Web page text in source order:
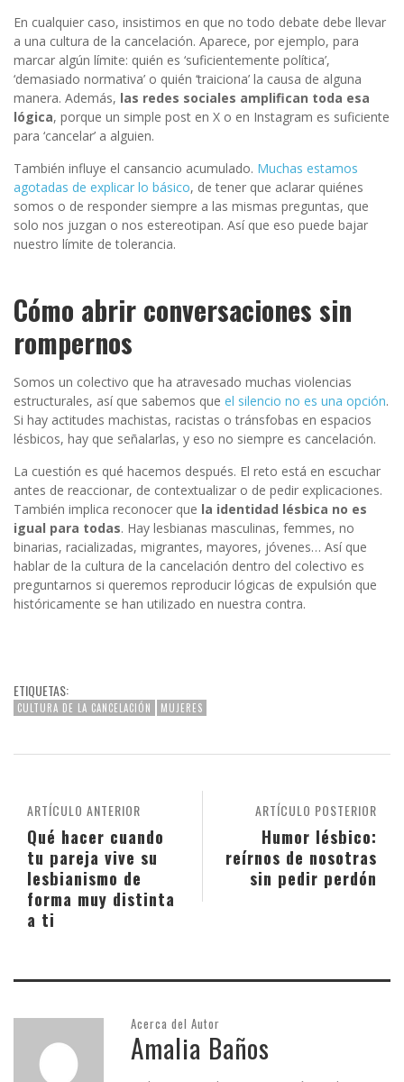
En cualquier caso, insistimos en que no todo debate debe llevar
a una cultura de la cancelación. Aparece, por ejemplo, para
marcar algún límite: quién es ‘suficientemente política’,
‘demasiado normativa’ o quién ‘traiciona’ la causa de alguna
manera. Además, las redes sociales amplifican toda esa
lógica, porque un simple post en X o en Instagram es suficiente
para ‘cancelar’ a alguien.
También influye el cansancio acumulado. Muchas estamos
agotadas de explicar lo básico, de tener que aclarar quiénes
somos o de responder siempre a las mismas preguntas, que
solo nos juzgan o nos estereotipan. Así que eso puede bajar
nuestro límite de tolerancia.
Cómo abrir conversaciones sin
rompernos
Somos un colectivo que ha atravesado muchas violencias
estructurales, así que sabemos que el silencio no es una opción.
Si hay actitudes machistas, racistas o tránsfobas en espacios
lésbicos, hay que señalarlas, y eso no siempre es cancelación.
La cuestión es qué hacemos después. El reto está en escuchar
antes de reaccionar, de contextualizar o de pedir explicaciones.
También implica reconocer que la identidad lésbica no es
igual para todas. Hay lesbianas masculinas, femmes, no
binarias, racializadas, migrantes, mayores, jóvenes… Así que
hablar de la cultura de la cancelación dentro del colectivo es
preguntarnos si queremos reproducir lógicas de expulsión que
históricamente se han utilizado en nuestra contra.
ETIQUETAS:
CULTURA DE LA CANCELACIÓN MUJERES
ARTÍCULO POSTERIOR
Humor lésbico:
reírnos de nosotras
sin pedir perdón
ARTÍCULO ANTERIOR
Qué hacer cuando
tu pareja vive su
lesbianismo de
forma muy distinta
a ti
Acerca del Autor
Amalia Baños